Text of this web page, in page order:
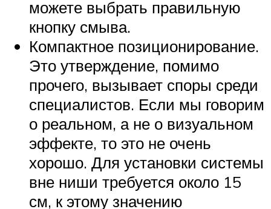
можете выбрать правильную
кнопку смыва.
Компактное позиционирование.
Это утверждение, помимо
прочего, вызывает споры среди
специалистов. Если мы говорим
о реальном, а не о визуальном
эффекте, то это не очень
хорошо. Для установки системы
вне ниши требуется около 15
см, к этому значению